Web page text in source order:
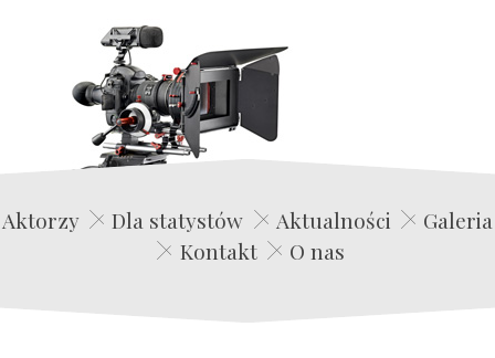
Edwin Film Agencja Aktorska
Aktorzy Dla statystów Aktualności
Galeria
Kontakt
O nas